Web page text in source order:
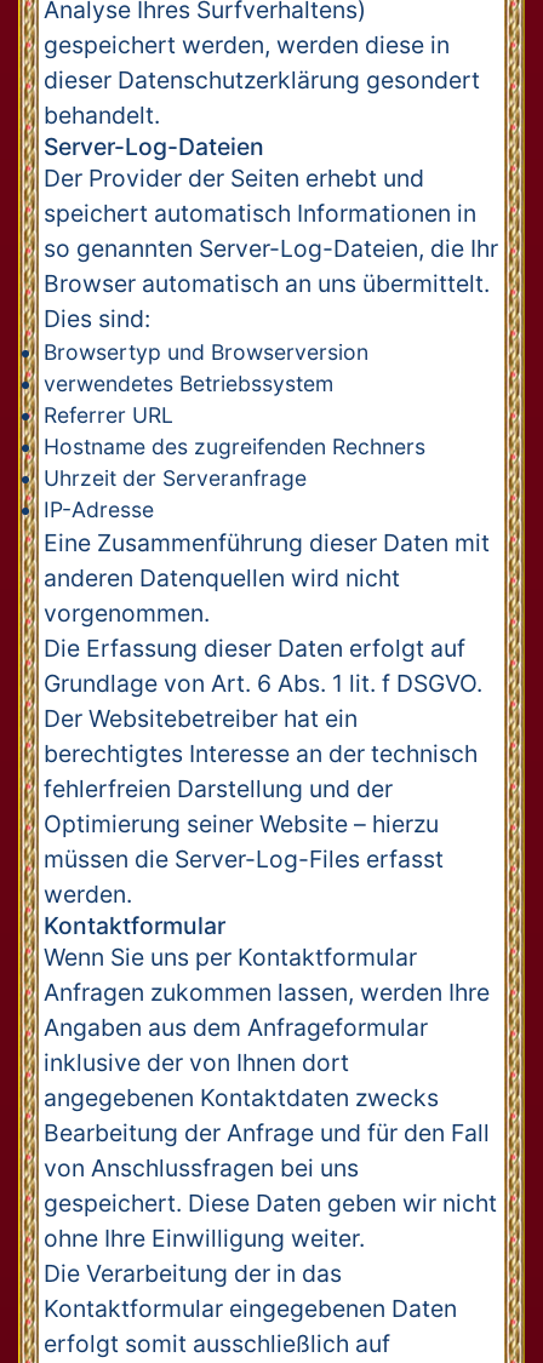
Analyse Ihres Surfverhaltens)
gespeichert werden, werden diese in
dieser Datenschutzerklärung gesondert
behandelt.
Server-Log-Dateien
Der Provider der Seiten erhebt und
speichert automatisch Informationen in
so genannten Server-Log-Dateien, die Ihr
Browser automatisch an uns übermittelt.
Dies sind:
Browsertyp und Browserversion
verwendetes Betriebssystem
Referrer URL
Hostname des zugreifenden Rechners
Uhrzeit der Serveranfrage
IP-Adresse
Eine Zusammenführung dieser Daten mit
anderen Datenquellen wird nicht
vorgenommen.
Die Erfassung dieser Daten erfolgt auf
Grundlage von Art. 6 Abs. 1 lit. f DSGVO.
Der Websitebetreiber hat ein
berechtigtes Interesse an der technisch
fehlerfreien Darstellung und der
Optimierung seiner Website – hierzu
müssen die Server-Log-Files erfasst
werden.
Kontaktformular
Wenn Sie uns per Kontaktformular
Anfragen zukommen lassen, werden Ihre
Angaben aus dem Anfrageformular
inklusive der von Ihnen dort
angegebenen Kontaktdaten zwecks
Bearbeitung der Anfrage und für den Fall
von Anschlussfragen bei uns
gespeichert. Diese Daten geben wir nicht
ohne Ihre Einwilligung weiter.
Die Verarbeitung der in das
Kontaktformular eingegebenen Daten
erfolgt somit ausschließlich auf